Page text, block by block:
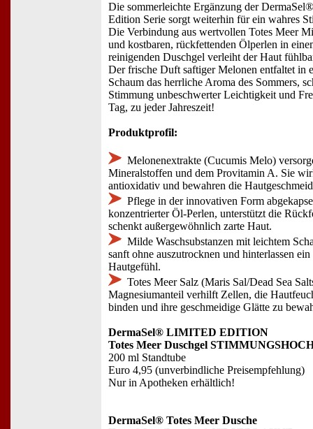
Die sommerleichte Ergänzung der
Edition Serie sorgt weiterhin für ein wahres
Die Verbindung aus wertvollen Totes Meer
und kostbaren, rückfettenden Ölperlen in
reinigenden Duschgel verleiht der Haut
Der frische Duft saftiger Melonen entfaltet in
Schaum das herrliche Aroma des Sommers,
Stimmung unbeschwerter Leichtigkeit und
Tag, zu jeder Jahreszeit!
Produktprofil:
Melonenextrakte (Cucumis Melo)
Mineralstoffen und dem Provitamin A. Sie
antioxidativ und bewahren die
Pflege in der innovativen Form
konzentrierter Öl-Perlen, unterstützt die
schenkt außergewöhnlich zarte Haut.
Milde Waschsubstanzen mit leichtem
sanft ohne auszutrocknen und hinterlassen
Hautgefühl.
Totes Meer Salz (Maris Sal/Dead Sea
Magnesiumanteil verhilft Zellen, die
binden und ihre geschmeidige Glätte zu
DermaSel® LIMITED EDITION
Totes Meer Duschgel
200 ml Standtube
Euro 4,95 (unverbindliche Preisempfehlung)
Nur in Apotheken erhältlich!
DermaSel® Totes Meer Dusche